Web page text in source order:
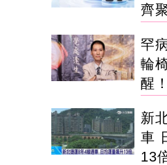
齊
罕
輪
醒！
新
車
13